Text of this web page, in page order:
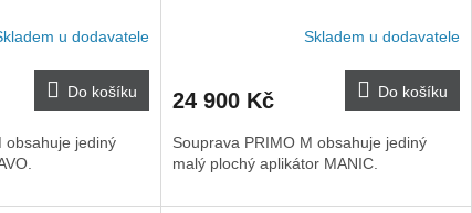
u dodavatele
Do košíku
obsahuje jediný
Skladem u dodavatele
24 900 Kč Do košíku
Souprava PRIMO M obsahuje jediný
malý plochý aplikátor MANIC.